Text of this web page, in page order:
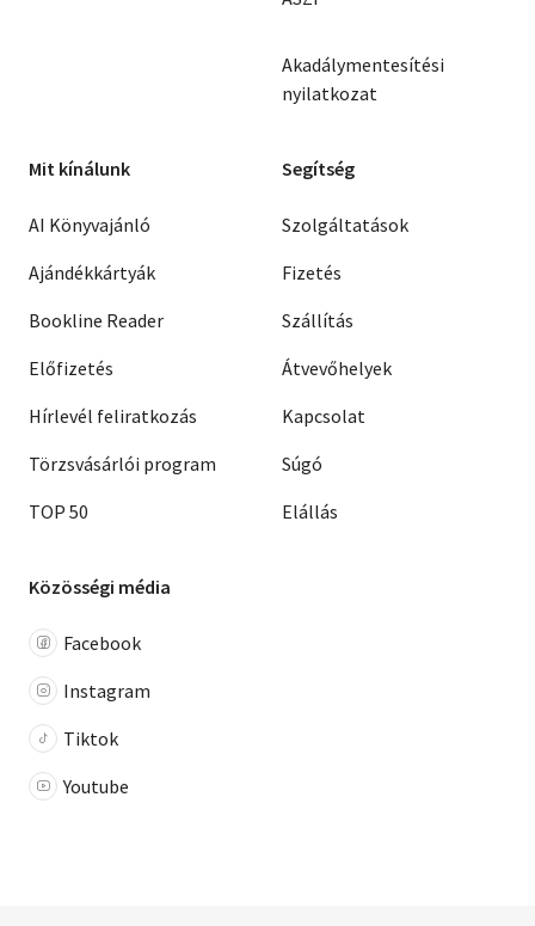
Akadálymentesítési
nyilatkozat
Mit kínálunk
AI Könyvajánló
Ajándékkártyák
Bookline Reader
Előfizetés
Hírlevél feliratkozás
Törzsvásárlói program
TOP 50
Segítség
Szolgáltatások
Fizetés
Szállítás
Átvevőhelyek
Kapcsolat
Súgó
Elállás
Közösségi média
Facebook
Instagram
Tiktok
Youtube